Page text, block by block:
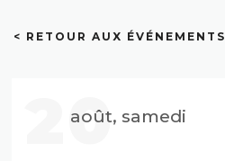
< RETOUR AUX ÉVÉNEMENTS
20
août, samedi